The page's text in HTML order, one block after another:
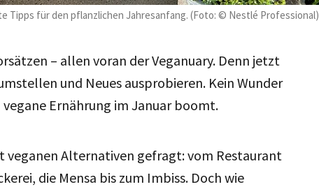
Tipps für den pflanzlichen Jahresanfang. (Foto: © Nestlé Professional)
– allen voran der Veganuary. Denn jetzt
und Neues ausprobieren. Kein Wunder
Ernährung im Januar boomt.
veganen Alternativen gefragt: vom Restaurant
die Mensa bis zum Imbiss. Doch wie